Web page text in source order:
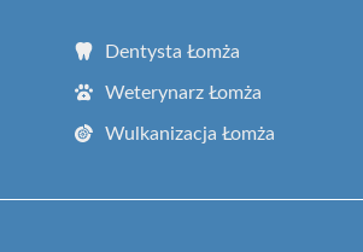
Dentysta Łomża
Weterynarz Łomża
Wulkanizacja Łomża